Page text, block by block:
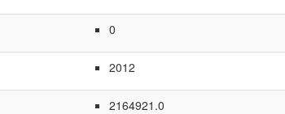
0
2012
2164921.0